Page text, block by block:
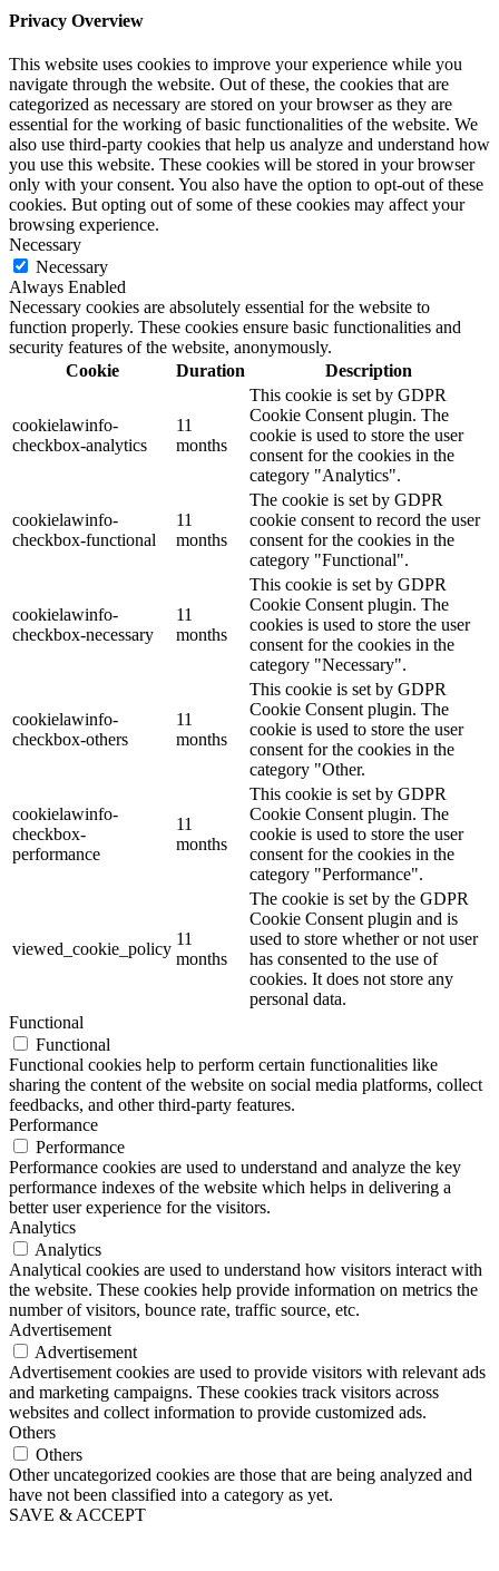
Privacy Overview
This website uses cookies to improve your experience while you
navigate through the website. Out of these, the cookies that are
categorized as necessary are stored on your browser as they are
essential for the working of basic functionalities of the website. We
also use third-party cookies that help us analyze and understand how
you use this website. These cookies will be stored in your browser
only with your consent. You also have the option to opt-out of these
cookies. But opting out of some of these cookies may affect your
browsing experience.
Necessary
Necessary
Always Enabled
Necessary cookies are absolutely essential for the website to
function properly. These cookies ensure basic functionalities and
security features of the website, anonymously.
Cookie
Duration Description
cookielawinfo-
checkbox-analytics
11
months
This cookie is set by GDPR
Cookie Consent plugin. The
cookie is used to store the user
consent for the cookies in the
category "Analytics".
cookielawinfo-
checkbox-functional
11
months
The cookie is set by GDPR
cookie consent to record the user
consent for the cookies in the
category "Functional".
cookielawinfo-
checkbox-necessary
11
months
This cookie is set by GDPR
Cookie Consent plugin. The
cookies is used to store the user
consent for the cookies in the
category "Necessary".
cookielawinfo-
checkbox-others
11
months
This cookie is set by GDPR
Cookie Consent plugin. The
cookie is used to store the user
consent for the cookies in the
category "Other.
cookielawinfo-
checkbox-
performance
11
months
This cookie is set by GDPR
Cookie Consent plugin. The
cookie is used to store the user
consent for the cookies in the
category "Performance".
viewed_cookie_policy
11
months
The cookie is set by the GDPR
Cookie Consent plugin and is
used to store whether or not user
has consented to the use of
cookies. It does not store any
personal data.
Functional
Functional
Functional cookies help to perform certain functionalities like
sharing the content of the website on social media platforms, collect
feedbacks, and other third-party features.
Performance
Performance
Performance cookies are used to understand and analyze the key
performance indexes of the website which helps in delivering a
better user experience for the visitors.
Analytics
Analytics
Analytical cookies are used to understand how visitors interact with
the website. These cookies help provide information on metrics the
number of visitors, bounce rate, traffic source, etc.
Advertisement
Advertisement
Advertisement cookies are used to provide visitors with relevant ads
and marketing campaigns. These cookies track visitors across
websites and collect information to provide customized ads.
Others
Others
Other uncategorized cookies are those that are being analyzed and
have not been classified into a category as yet.
SAVE & ACCEPT